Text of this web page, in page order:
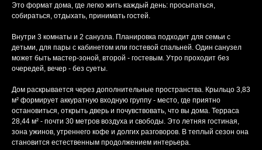
Это формат дома, где легко жить каждый день: просыпаться,
собираться, отдыхать, принимать гостей.
Внутри 3 комнаты и 2 санузла. Планировка подходит для семьи с
детьми, для пары с кабинетом или гостевой спальней. Один санузел
может быть мастер-зоной, второй - гостевым. Утро проходит без
очередей, вечер - без суеты.
Дом раскрывается через дополнительные пространства. Крыльцо 3,83
м² формирует аккуратную входную группу - место, где приятно
остановиться, открыть дверь и почувствовать, что вы дома. Терраса
28,44 м² - почти 30 метров воздуха и свободы. Это летняя гостиная,
зона ужинов, утреннего кофе и долгих разговоров. В теплый сезон она
становится естественным продолжением интерьера.